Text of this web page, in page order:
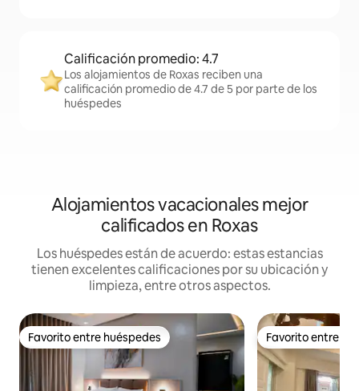
Calificación promedio: 4.7
Los alojamientos de Roxas reciben una
calificación promedio de 4.7 de 5 por parte de los
huéspedes
Alojamientos vacacionales mejor
calificados en Roxas
Los huéspedes están de acuerdo: estas estancias
tienen excelentes calificaciones por su ubicación y
limpieza, entre otros aspectos.
Favorito entre huéspedes
Favorito entre huéspedes Favorito entre
Favorito entre